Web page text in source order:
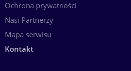
Ochrona prywatności
Nasi Partnerzy
Mapa serwisu
Kontakt